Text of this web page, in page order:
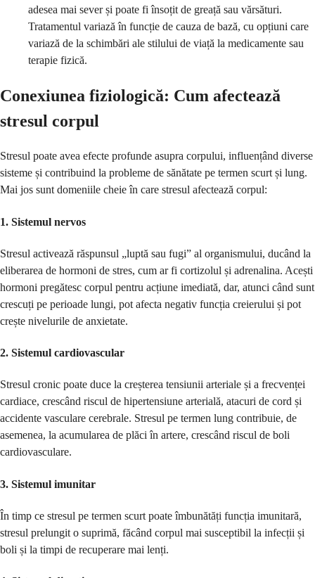
adesea mai sever și poate fi însoțit de greață sau vărsături.
Tratamentul variază în funcție de cauza de bază, cu opțiuni care
variază de la schimbări ale stilului de viață la medicamente sau
terapie fizică.
Conexiunea fiziologică: Cum afectează
stresul corpul
Stresul poate avea efecte profunde asupra corpului, influențând diverse
sisteme și contribuind la probleme de sănătate pe termen scurt și lung.
Mai jos sunt domeniile cheie în care stresul afectează corpul:
1. Sistemul nervos
Stresul activează răspunsul „luptă sau fugi” al organismului, ducând la
eliberarea de hormoni de stres, cum ar fi cortizolul și adrenalina. Acești
hormoni pregătesc corpul pentru acțiune imediată, dar, atunci când sunt
crescuți pe perioade lungi, pot afecta negativ funcția creierului și pot
crește nivelurile de anxietate.
2. Sistemul cardiovascular
Stresul cronic poate duce la creșterea tensiunii arteriale și a frecvenței
cardiace, crescând riscul de hipertensiune arterială, atacuri de cord și
accidente vasculare cerebrale. Stresul pe termen lung contribuie, de
asemenea, la acumularea de plăci în artere, crescând riscul de boli
cardiovasculare.
3. Sistemul imunitar
În timp ce stresul pe termen scurt poate îmbunătăți funcția imunitară,
stresul prelungit o suprimă, făcând corpul mai susceptibil la infecții și
boli și la timpi de recuperare mai lenți.